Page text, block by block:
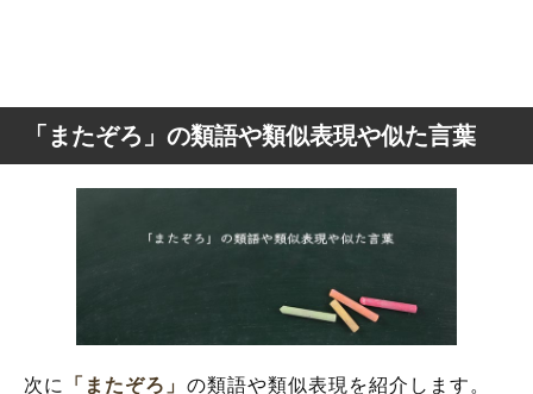
「またぞろ」の類語や類似表現や似た言葉
次に 「またぞろ」 の類語や類似表現を紹介します。